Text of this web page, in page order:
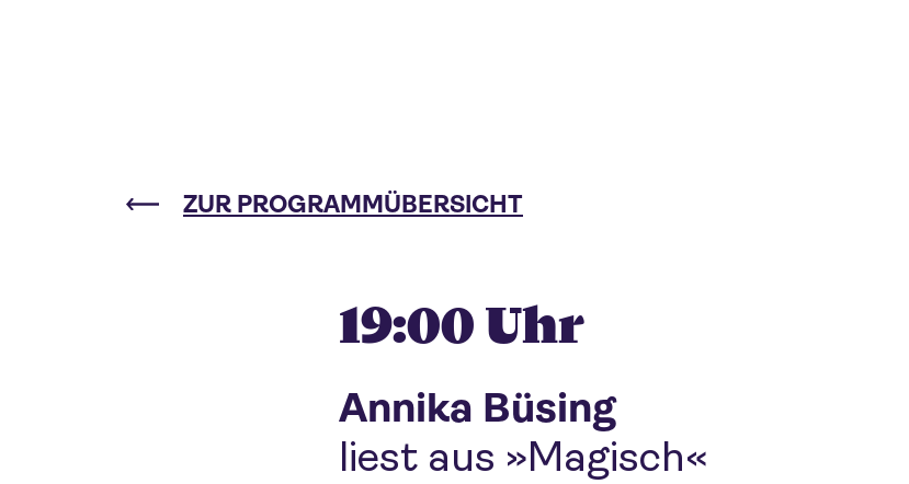
ZUR PROGRAMMÜBERSICHT
19:00 Uhr
Annika Büsing
liest aus »Magisch«